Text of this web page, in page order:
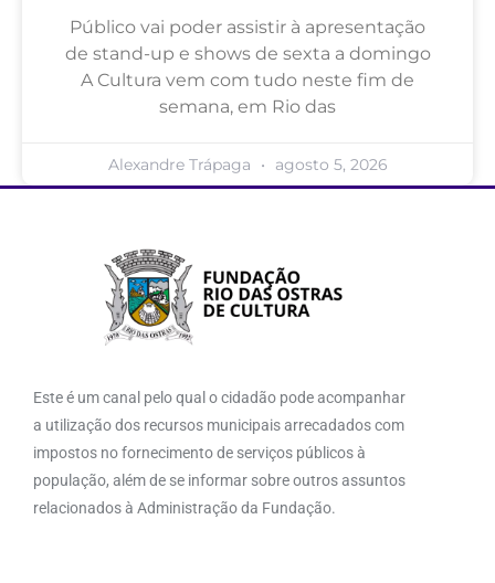
Público vai poder assistir à apresentação
de stand-up e shows de sexta a domingo
A Cultura vem com tudo neste fim de
semana, em Rio das
Alexandre Trápaga agosto 5, 2026
Este é um canal pelo qual o cidadão pode acompanhar
a utilização dos recursos municipais arrecadados com
impostos no fornecimento de serviços públicos à
população, além de se informar sobre outros assuntos
relacionados à Administração da Fundação.